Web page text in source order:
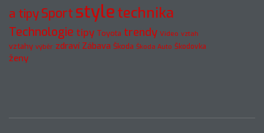
a tipySport styletechnika
Technologie tipy Toyota trendy Video vztah
vztahy výběr zdraví Zábava Škoda Škoda Auto Škodovka
ženy